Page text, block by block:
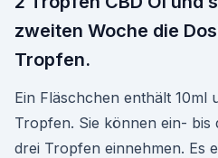
zweiten Woche die
Tropfen.
Ein Fläschchen enthält 10ml
Tropfen. Sie können ein- bis
drei Tropfen einnehmen. Es